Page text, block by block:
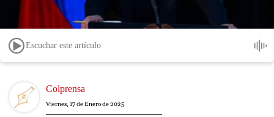
Escuchar este artículo
Image Colprensa
Viernes, 17 de Enero de 2025